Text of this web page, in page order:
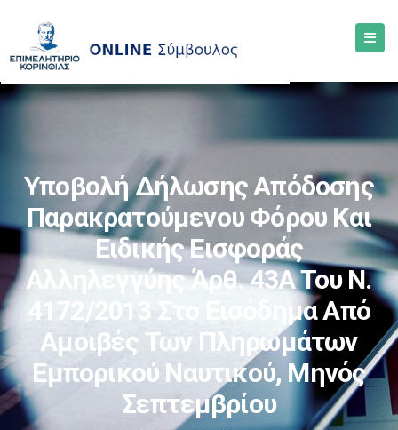
Υποβολή Δήλωσης Απόδοσης
Παρακρατούμενου Φόρου Και
Ειδικής Εισφοράς
Αλληλεγγύης Άρθ. 43Α Του Ν.
4172/2013 Στο Εισόδημα Από
Αμοιβές Των Πληρωμάτων
Εμπορικού Ναυτικού, Μηνός
Σεπτεμβρίου